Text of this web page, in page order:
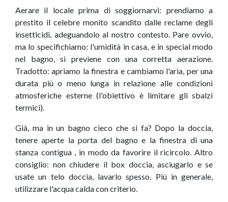
Aerare il locale prima di soggiornarvi: prendiamo a
prestito il celebre monito scandito dalle reclame degli
insetticidi, adeguandolo al nostro contesto. Pare ovvio,
ma lo specifichiamo: l'umidità in casa, e in special modo
nel bagno, si previene con una corretta aerazione.
Tradotto: apriamo la finestra e cambiamo l'aria, per una
durata più o meno lunga in relazione alle condizioni
atmosferiche esterne (l'obiettivo è limitare gli sbalzi
termici).
Già, ma in un bagno cieco che si fa? Dopo la doccia,
tenere aperte la porta del bagno e la finestra di una
stanza contigua , in modo da favorire il ricircolo. Altro
consiglio: non chiudere il box doccia, asciugarlo e se
usate un telo doccia, lavarlo spesso. Più in generale,
utilizzare l'acqua calda con criterio.